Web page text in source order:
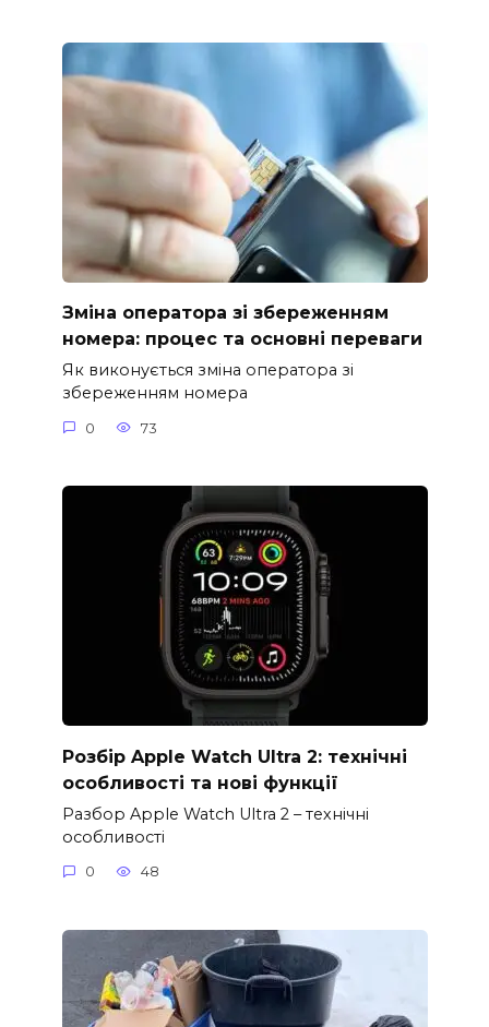
Зміна оператора зі збереженням
номера: процес та основні переваги
Як виконується зміна оператора зі
збереженням номера
0 73
Розбір Apple Watch Ultra 2: технічні
особливості та нові функції
Разбор Apple Watch Ultra 2 – технічні
особливості
0 48